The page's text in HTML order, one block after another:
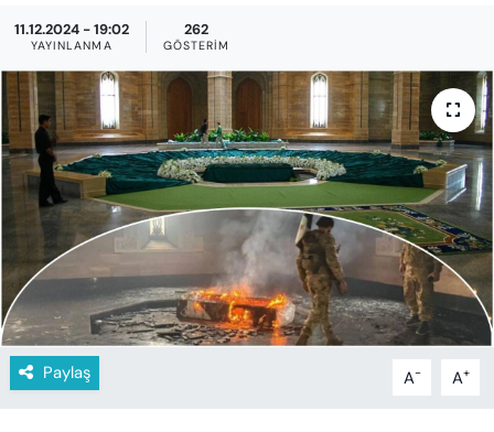
11.12.2024 - 19:02
YAYINLANMA
262
GÖSTERIM
Paylaş A- A+
EĞİTİM
KADIN
SAĞLIK
SPOR
KÜLTÜR-SANAT
MAGAZİN
ÖZEL HABER
Son Dakika Haberleri
Haber Arşivi